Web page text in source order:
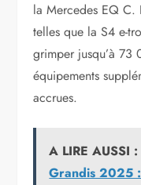
la Mercedes EQ C.
telles que la S4 e-
grimper jusqu’à
équipements
accrues.
A LIRE AUSSI :
Grandis 2025